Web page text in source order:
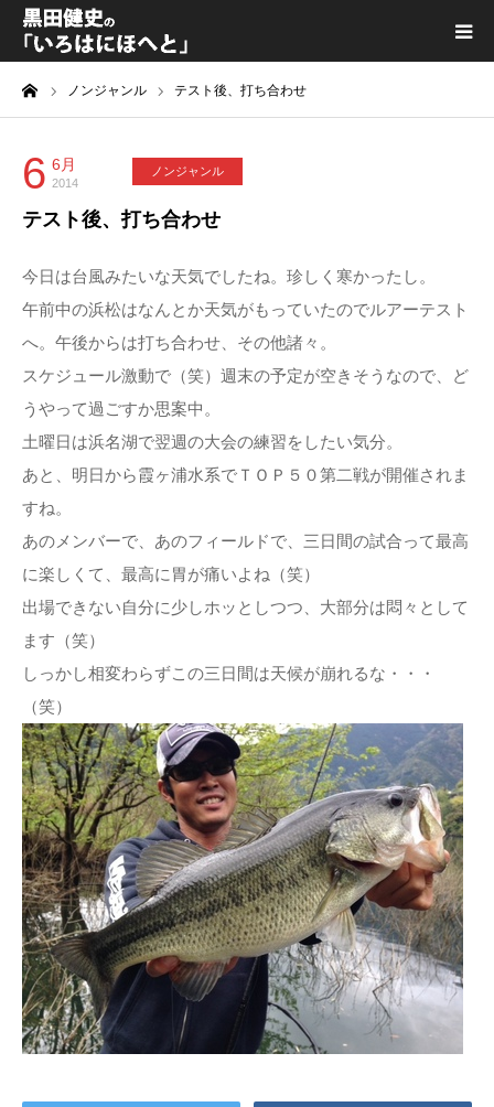
ノンジャンル テスト後、打ち合わせ
6 6月
2014
ノンジャンル
テスト後、打ち合わせ
今日は台風みたいな天気でしたね。珍しく寒かったし。
午前中の浜松はなんとか天気がもっていたのでルアーテスト
へ。午後からは打ち合わせ、その他諸々。
スケジュール激動で（笑）週末の予定が空きそうなので、ど
うやって過ごすか思案中。
土曜日は浜名湖で翌週の大会の練習をしたい気分。
あと、明日から霞ヶ浦水系でＴＯＰ５０第二戦が開催されま
すね。
あのメンバーで、あのフィールドで、三日間の試合って最高
に楽しくて、最高に胃が痛いよね（笑）
出場できない自分に少しホッとしつつ、大部分は悶々として
ます（笑）
しっかし相変わらずこの三日間は天候が崩れるな・・・
（笑）
黒田健史プロフィール
カテゴリ一覧
喫茶KURODA
YouTube｜Kuro channel
メディア出演
プライバシーポリシー